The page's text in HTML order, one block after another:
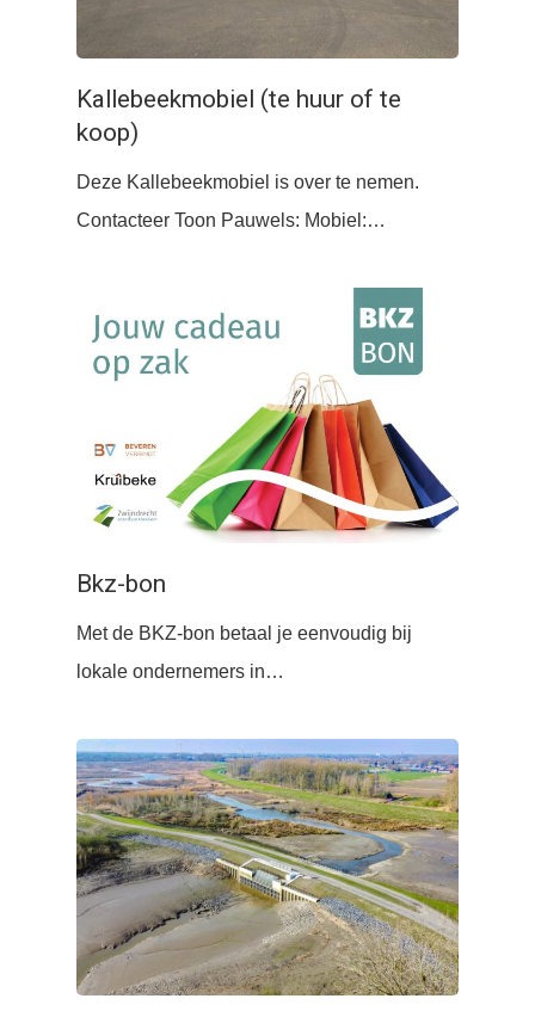
Kallebeekmobiel (te huur of te
koop)
Deze Kallebeekmobiel is over te nemen.
Contacteer Toon Pauwels: Mobiel:…
Bkz-bon
Met de BKZ-bon betaal je eenvoudig bij
lokale ondernemers in…